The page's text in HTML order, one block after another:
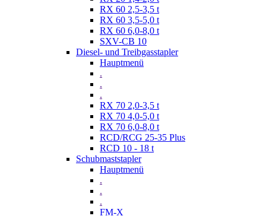
RX 60 2,5-3,5 t
RX 60 3,5-5,0 t
RX 60 6,0-8,0 t
SXV-CB 10
Diesel- und Treibgasstapler
Hauptmenü
.
.
.
RX 70 2,0-3,5 t
RX 70 4,0-5,0 t
RX 70 6,0-8,0 t
RCD/RCG 25-35 Plus
RCD 10 - 18 t
Schubmaststapler
Hauptmenü
.
.
.
FM-X